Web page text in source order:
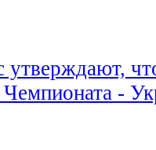
утверждают,
-